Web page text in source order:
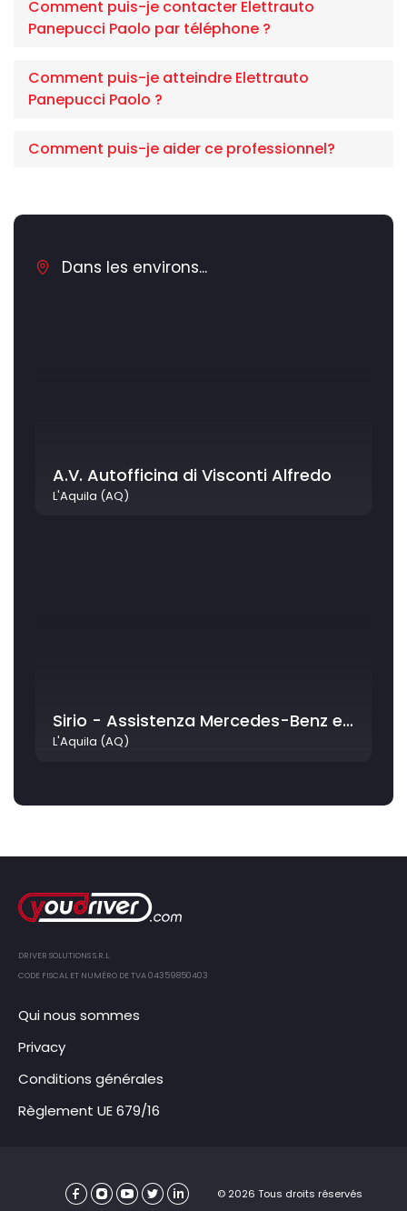
Comment puis-je contacter Elettrauto
Panepucci Paolo par téléphone ?
Comment puis-je atteindre Elettrauto
Panepucci Paolo ?
Comment puis-je aider ce professionnel?
Dans les environs...
A.V. Autofficina di Visconti Alfredo
L'Aquila (AQ)
Sirio - Assistenza Mercedes-Benz e Smart
L'Aquila (AQ)
DRIVER SOLUTIONS S.R.L.
CODE FISCAL ET NUMÉRO DE TVA 04359850403
Qui nous sommes
Privacy
Conditions générales
Règlement UE 679/16
© 2026 Tous droits réservés